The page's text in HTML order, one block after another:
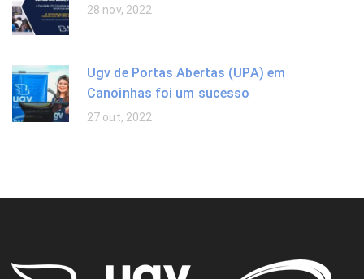
28 nov, 2022
Ugv de Portas Abertas (UPA) em
Canoinhas foi um sucesso
27 out, 2022